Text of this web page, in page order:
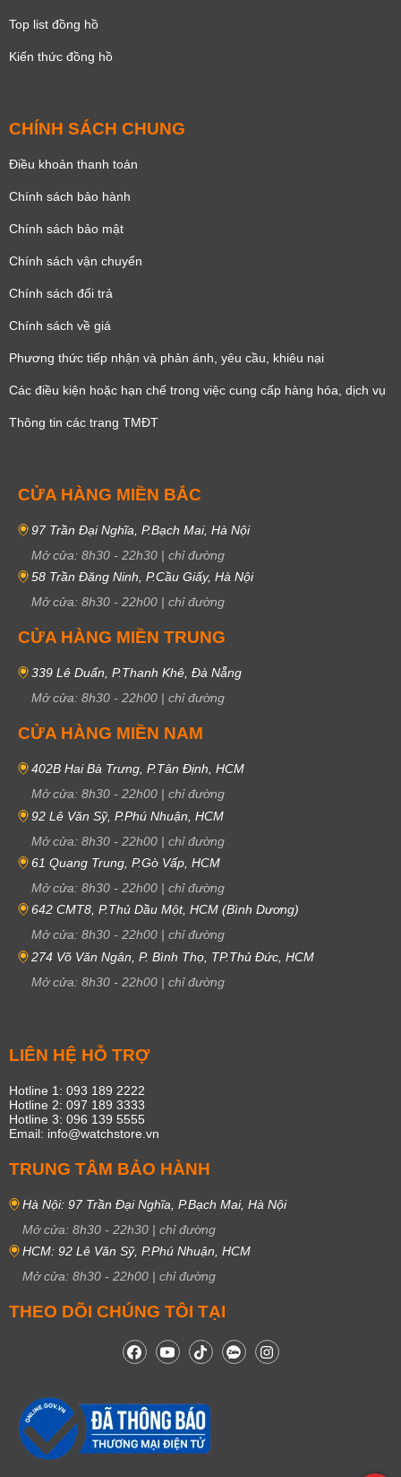
Top list đồng hồ
Kiến thức đồng hồ
CHÍNH SÁCH CHUNG
Điều khoản thanh toán
Chính sách bảo hành
Chính sách bảo mật
Chính sách vận chuyển
Chính sách đổi trả
Chính sách về giá
Phương thức tiếp nhận và phản ánh, yêu cầu, khiêu nại
Các điều kiện hoặc hạn chế trong việc cung cấp hàng hóa, dịch vụ
Thông tin các trang TMĐT
CỬA HÀNG MIỀN BẮC
97 Trần Đại Nghĩa, P.Bạch Mai, Hà Nội
Mở cửa: 8h30 - 22h30 | chỉ đường
58 Trần Đăng Ninh, P.Cầu Giấy, Hà Nội
Mở cửa: 8h30 - 22h00 | chỉ đường
CỬA HÀNG MIỀN TRUNG
339 Lê Duẩn, P.Thanh Khê, Đà Nẵng
Mở cửa: 8h30 - 22h00 | chỉ đường
CỬA HÀNG MIỀN NAM
402B Hai Bà Trưng, P.Tân Định, HCM
Mở cửa: 8h30 - 22h00 | chỉ đường
92 Lê Văn Sỹ, P.Phú Nhuận, HCM
Mở cửa: 8h30 - 22h00 | chỉ đường
61 Quang Trung, P.Gò Vấp, HCM
Mở cửa: 8h30 - 22h00 | chỉ đường
642 CMT8, P.Thủ Dầu Một, HCM (Bình Dương)
Mở cửa: 8h30 - 22h00 | chỉ đường
274 Võ Văn Ngân, P. Bình Thọ, TP.Thủ Đức, HCM
Mở cửa: 8h30 - 22h00 | chỉ đường
LIÊN HỆ HỖ TRỢ
Hotline 1: 093 189 2222
Hotline 2: 097 189 3333
Hotline 3: 096 139 5555
Email: info@watchstore.vn
TRUNG TÂM BẢO HÀNH
Hà Nội: 97 Trần Đại Nghĩa, P.Bạch Mai, Hà Nội
Mở cửa: 8h30 - 22h30 | chỉ đường
HCM: 92 Lê Văn Sỹ, P.Phú Nhuận, HCM
Mở cửa: 8h30 - 22h00 | chỉ đường
THEO DÕI CHÚNG TÔI TẠI